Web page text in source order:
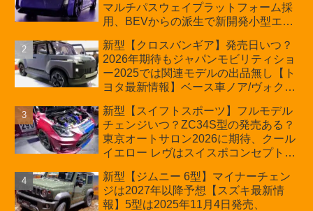
マルチパスウェイプラットフォーム採
用、BEVからの派生で新開発小型エン
の採用は無しか【トヨタ最新情報】60
周年記念車発売
新型【クロスバンギア】発売日いつ？
2026年期待もジャパンモビリティショ
ー2025では関連モデルの出品無し【ト
ヨタ最新情報】ベース車ノア/ヴォクシ
ほか「コア」と「ツール」、デリカ
D:5対抗のクロスオーバーSUVミニバ
ン
新型【スイフトスポーツ】フルモデル
チェンジいつ？ZC34S型の発売ある？
東京オートサロン2026に期待、クール
イエロー レヴはスイスポコンセプト
プが争点【スズキ最新情報】特別仕様
車「ZC33S Final Edition」終了
新型【ジムニー 6型】マイナーチェン
ジは2027年以降予想【スズキ最新情
報】5型は2025年11月4日発売、